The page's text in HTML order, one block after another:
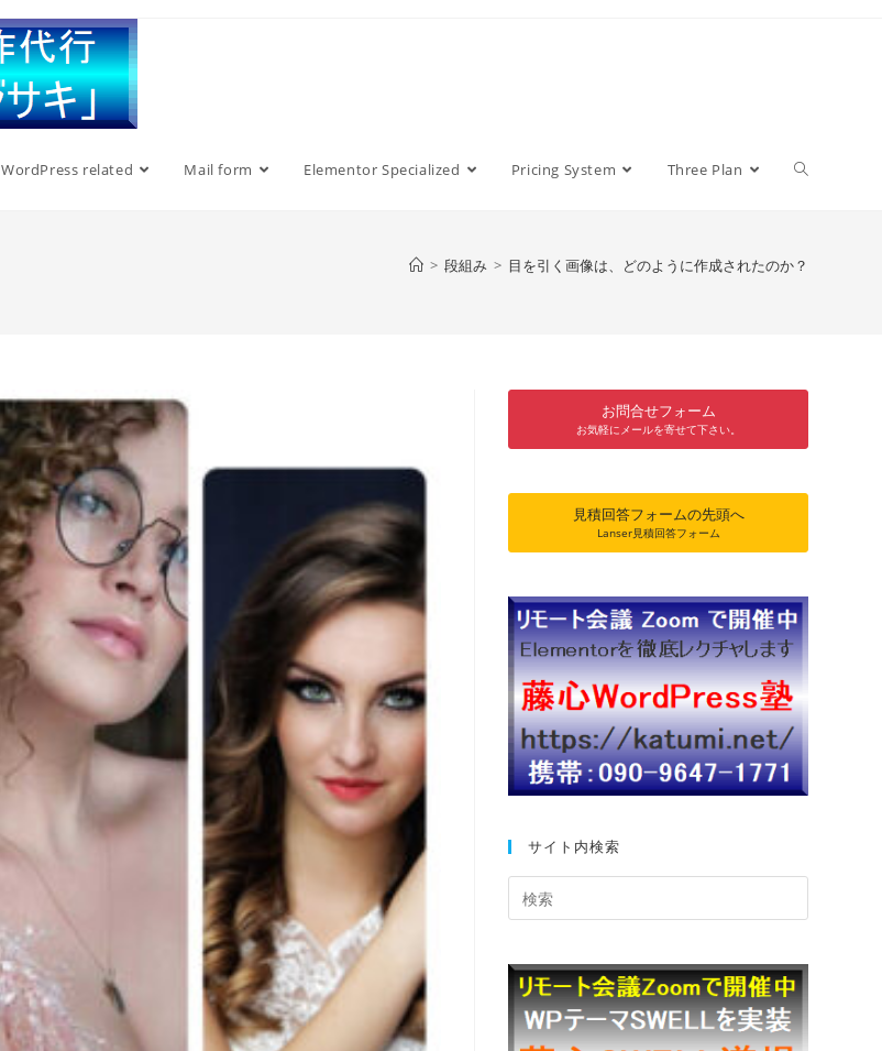
WordPress related Mail form Elementor Specialized Pricing System Three Plan
> 段組み > 目を引く画像は、どのように作成されたのか？
お問合せフォーム
お気軽にメールを寄せて下さい。
見積回答フォームの先頭へ
Lanser見積回答フォーム
サイト内検索